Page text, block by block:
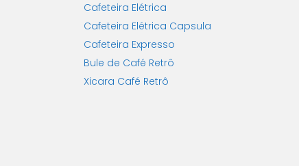
Cafeteira Elétrica
Cafeteira Elétrica Capsula
Cafeteira Expresso
Bule de Café Retrô
Xicara Café Retrô